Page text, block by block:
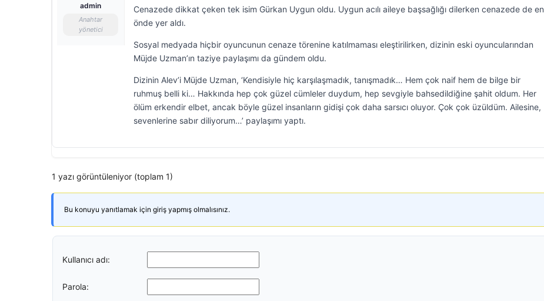
admin
Anahtar
yönetici
Cenazede dikkat çeken tek isim Gürkan Uygun oldu. Uygun acılı aileye başsağlığı dilerken cenazede de en
önde yer aldı.
Sosyal medyada hiçbir oyuncunun cenaze törenine katılmaması eleştirilirken, dizinin eski oyuncularından
Müjde Uzman’ın taziye paylaşımı da gündem oldu.
Dizinin Alev’i Müjde Uzman, ‘Kendisiyle hiç karşılaşmadık, tanışmadık… Hem çok naif hem de bilge bir
ruhmuş belli ki… Hakkında hep çok güzel cümleler duydum, hep sevgiyle bahsedildiğine şahit oldum. Her
ölüm erkendir elbet, ancak böyle güzel insanların gidişi çok daha sarsıcı oluyor. Çok çok üzüldüm. Ailesine,
sevenlerine sabır diliyorum…’ paylaşımı yaptı.
1 yazı görüntüleniyor (toplam 1)
Bu konuyu yanıtlamak için giriş yapmış olmalısınız.
Kullanıcı adı:
Parola: